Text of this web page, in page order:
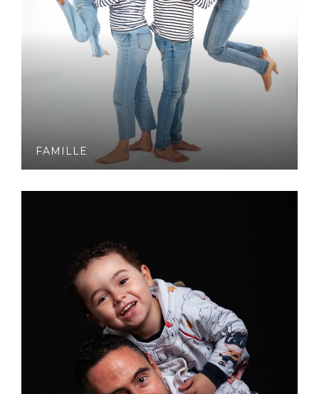
FAMILLE